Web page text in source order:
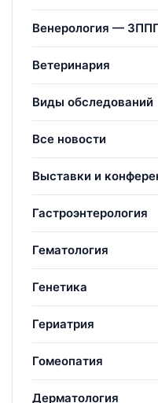
Венерология —
Ветеринария
Виды обследований
Все новости
Выставки и
Гастроэнтерология
Гематология
Генетика
Гериатрия
Гомеопатия
Дерматология